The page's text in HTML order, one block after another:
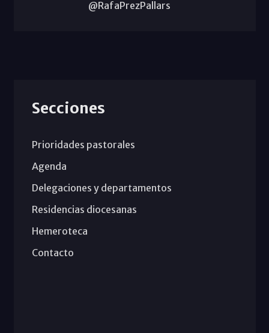
@RafaPrezPallars
Secciones
Prioridades pastorales
Agenda
Delegaciones y departamentos
Residencias diocesanas
Hemeroteca
Contacto